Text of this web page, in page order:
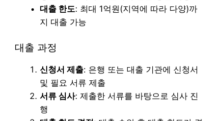
대출 한도: 최대 1억원(지역에 따라 다양)까
지 대출 가능
대출 과정
신청서 제출: 은행 또는 대출 기관에 신청서
및 필요 서류 제출
서류 심사: 제출한 서류를 바탕으로 심사 진
행